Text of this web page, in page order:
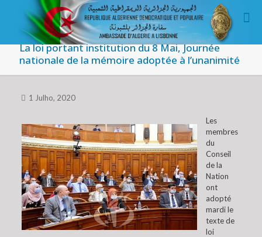
La loi portant institution du 8 Mai, Journée
nationale de la mémoire adoptée à l’unanimité
1 Julho, 2020
Les
membres
du
Conseil
de la
Nation
ont
adopté
mardi le
texte de
loi